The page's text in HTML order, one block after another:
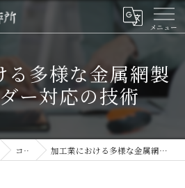
る多様な金属網製
ー対応の技術
コラム 加工業における多様な金属網製作とオーダー対応の技術